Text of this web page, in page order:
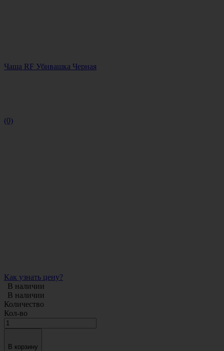
Чаша RF Убивашка Черная
(0)
Как узнать цену?
В наличии
В наличии
Количество
Кол-во
В корзину